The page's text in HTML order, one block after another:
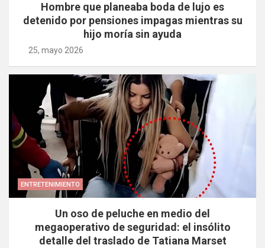
Hombre que planeaba boda de lujo es
detenido por pensiones impagas mientras su
hijo moría sin ayuda
25, mayo 2026
ENTRETENIMIENTO
Un oso de peluche en medio del
megaoperativo de seguridad: el insólito
detalle del traslado de Tatiana Marset